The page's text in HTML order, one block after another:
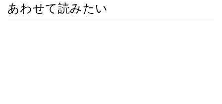
あわせて読みたい